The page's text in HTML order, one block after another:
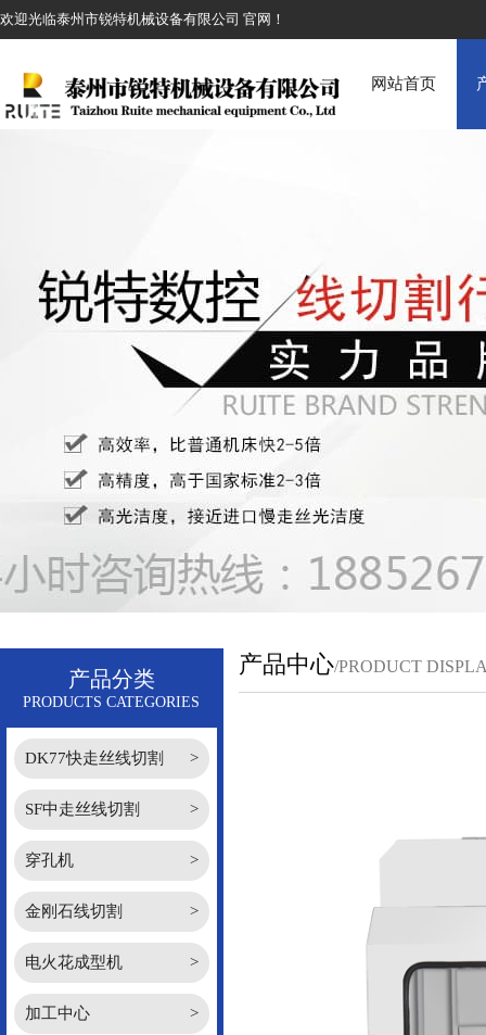
欢迎光临泰州市锐特机械设备有限公司 官网！
网站首页
产品分类
PRODUCTS CATEGORIES
DK77快走丝线切割 >
SF中走丝线切割 >
穿孔机 >
金刚石线切割 >
电火花成型机 >
加工中心 >
产品中心/PRODUCT